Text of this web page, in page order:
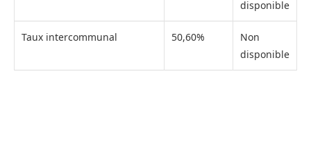
disponible
Taux intercommunal 50,60%
Non
disponible